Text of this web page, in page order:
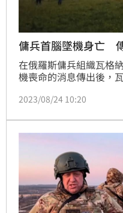
傭兵首腦墜機身亡
在俄羅斯傭兵組織瓦格
機喪命的消息傳出後，
阻止。
2023/08/24 10:20